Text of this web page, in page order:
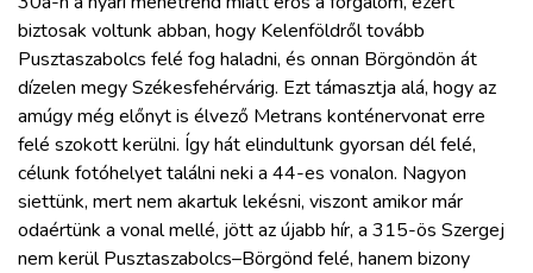
biztosak voltunk abban, hogy Kelenföldről tovább
Pusztaszabolcs felé fog haladni, és onnan Börgöndön át
dízelen megy Székesfehérvárig. Ezt támasztja alá, hogy az
amúgy még előnyt is élvező Metrans konténervonat erre
felé szokott kerülni. Így hát elindultunk gyorsan dél felé,
célunk fotóhelyet találni neki a 44-es vonalon. Nagyon
siettünk, mert nem akartuk lekésni, viszont amikor már
odaértünk a vonal mellé, jött az újabb hír, a 315-ös Szergej
nem kerül Pusztaszabolcs–Börgönd felé, hanem bizony